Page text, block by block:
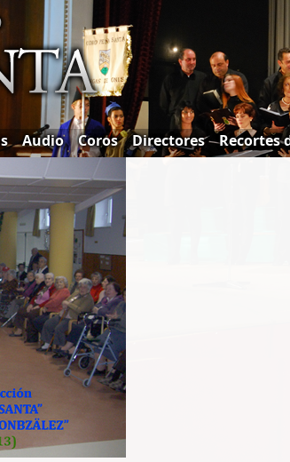
Audio Coros Directores Recortes